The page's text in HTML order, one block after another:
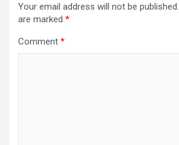
Your email address will not be published.
are marked *
Comment *